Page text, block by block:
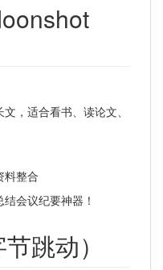
，适合看书、读论文、
料整合
会议纪要神器！
跳动）